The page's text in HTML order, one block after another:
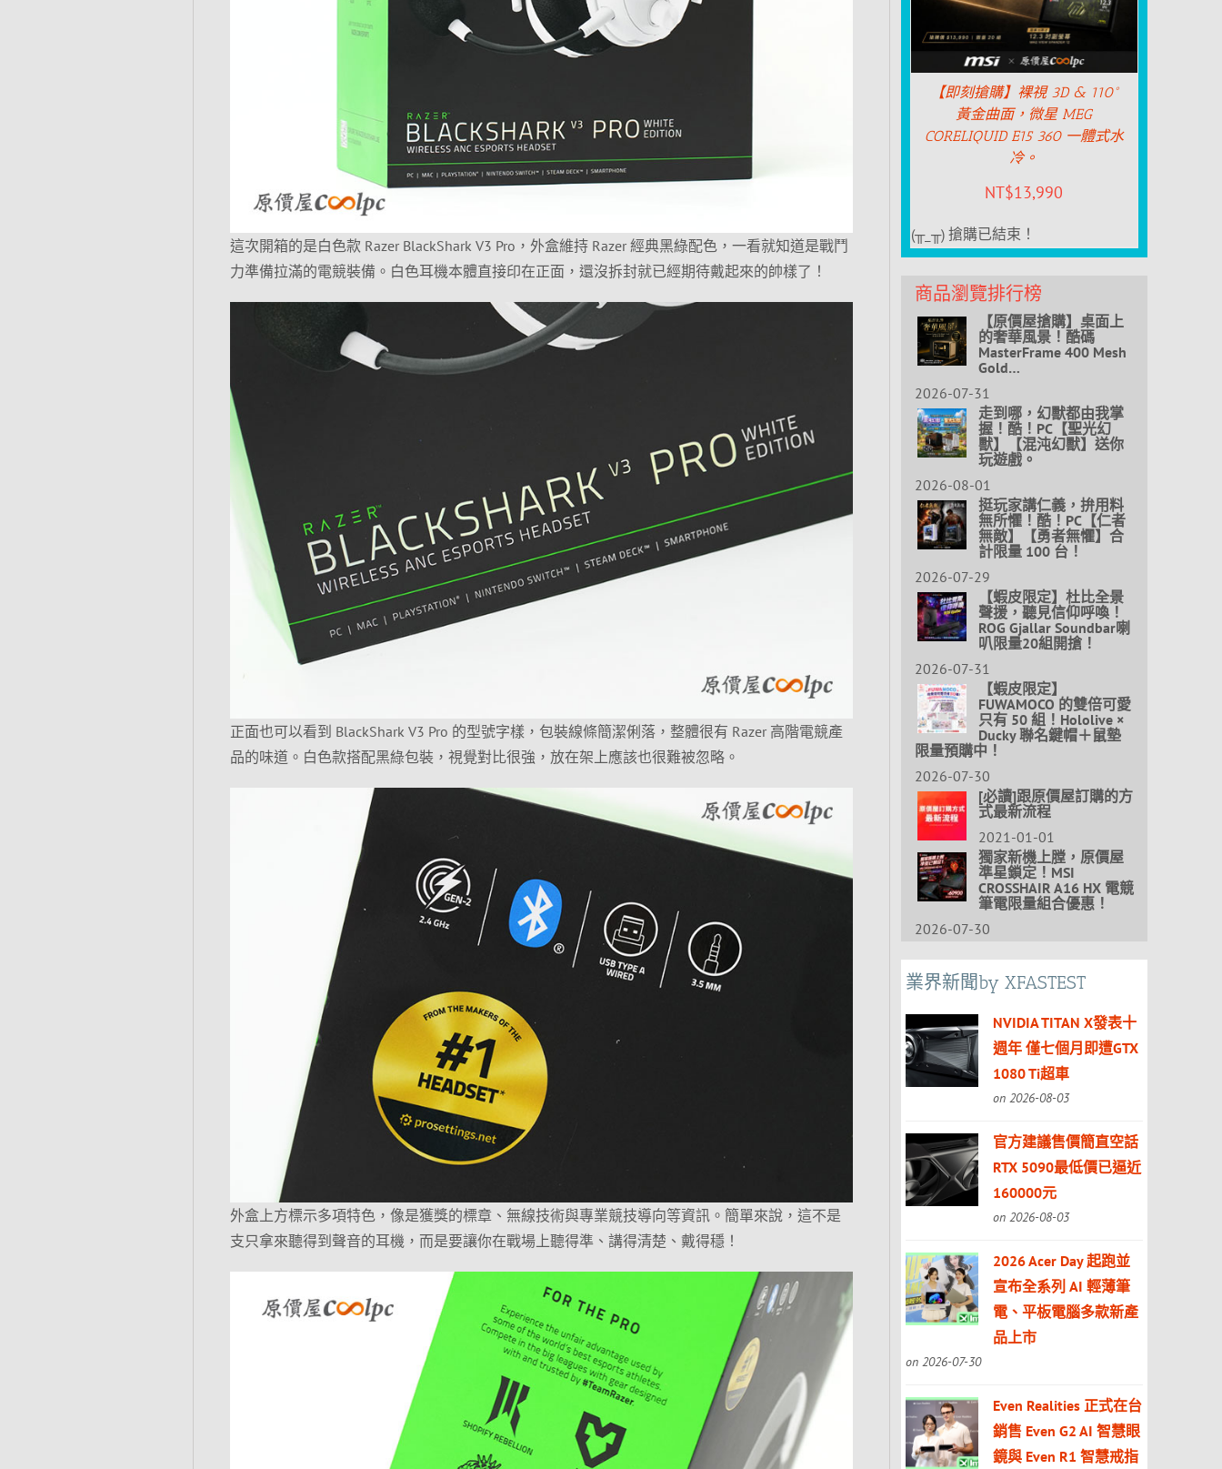
這次開箱的是白色款 Razer BlackShark V3 Pro，外盒維持 Razer 經典黑綠配色，一看就知道是戰鬥
力準備拉滿的電競裝備。白色耳機本體直接印在正面，還沒拆封就已經期待戴起來的帥樣了！
正面也可以看到 BlackShark V3 Pro 的型號字樣，包裝線條簡潔俐落，整體很有 Razer 高階電競產
品的味道。白色款搭配黑綠包裝，視覺對比很強，放在架上應該也很難被忽略。
外盒上方標示多項特色，像是獲獎的標章、無線技術與專業競技導向等資訊。簡單來說，這不是
支只拿來聽得到聲音的耳機，而是要讓你在戰場上聽得準、講得清楚、戴得穩！
【即刻搶購】裸視 3D & 110°
黃金曲面，微星 MEG
CORELIQUID E15 360 一體式水
冷。
NT$13,990
(╥_╥) 搶購已結束！
商品瀏覽排行榜
【原價屋搶購】桌面上
的奢華風景！酷碼
MasterFrame 400 Mesh
Gold…
2026-07-31
走到哪，幻獸都由我掌
握！酷！PC【聖光幻
獸】【混沌幻獸】送你
玩遊戲。
2026-08-01
挺玩家講仁義，拚用料
無所懼！酷！PC【仁者
無敵】【勇者無懼】合
計限量 100 台！
2026-07-29
【蝦皮限定】杜比全景
聲援，聽見信仰呼喚！
ROG Gjallar Soundbar喇
叭限量20組開搶！
2026-07-31
【蝦皮限定】
FUWAMOCO 的雙倍可愛
只有 50 組！Hololive ×
Ducky 聯名鍵帽＋鼠墊
限量預購中！
2026-07-30
[必讀]跟原價屋訂購的方
式最新流程
2021-01-01
獨家新機上膛，原價屋
準星鎖定！MSI
CROSSHAIR A16 HX 電競
筆電限量組合優惠！
2026-07-30
業界新聞by XFASTEST
NVIDIA TITAN X發表十
週年 僅七個月即遭GTX
1080 Ti超車
on 2026-08-03
官方建議售價簡直空話
RTX 5090最低價已逼近
160000元
on 2026-08-03
2026 Acer Day 起跑並
宣布全系列 AI 輕薄筆
電、平板電腦多款新產
品上市
on 2026-07-30
Even Realities 正式在台
銷售 Even G2 AI 智慧眼
鏡與 Even R1 智慧戒指